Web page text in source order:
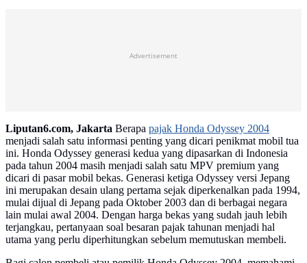
Advertisement
Liputan6.com, Jakarta Berapa pajak Honda Odyssey 2004
menjadi salah satu informasi penting yang dicari penikmat mobil tua
ini. Honda Odyssey generasi kedua yang dipasarkan di Indonesia
pada tahun 2004 masih menjadi salah satu MPV premium yang
dicari di pasar mobil bekas. Generasi ketiga Odyssey versi Jepang
ini merupakan desain ulang pertama sejak diperkenalkan pada 1994,
mulai dijual di Jepang pada Oktober 2003 dan di berbagai negara
lain mulai awal 2004. Dengan harga bekas yang sudah jauh lebih
terjangkau, pertanyaan soal besaran pajak tahunan menjadi hal
utama yang perlu diperhitungkan sebelum memutuskan membeli.